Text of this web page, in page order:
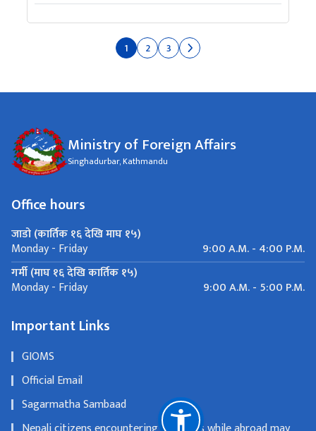
1 2 3
Ministry of Foreign Affairs
Singhadurbar, Kathmandu
Office hours
जाडो (कार्तिक १६ देखि माघ १५)
Monday - Friday
9:00 A.M. - 4:00 P.M.
गर्मी (माघ १६ देखि कार्तिक १५)
Monday - Friday 9:00 A.M. - 5:00 P.M.
Important Links
GIOMS
Official Email
Sagarmatha Sambaad